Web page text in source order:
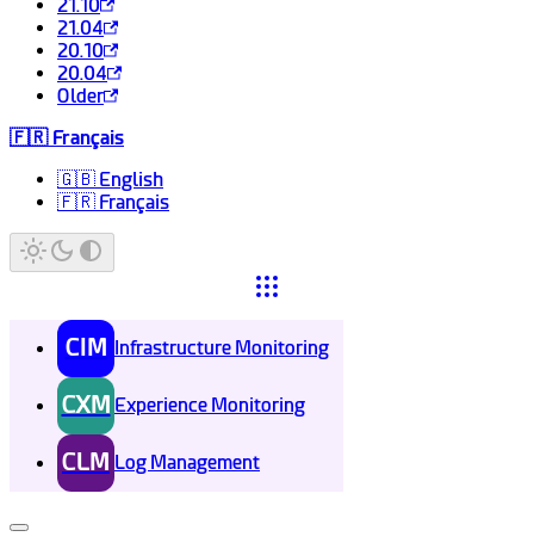
21.10
21.04
20.10
20.04
Older
🇫🇷 Français
🇬🇧 English
🇫🇷 Français
CIM Infrastructure Monitoring
CXM Experience Monitoring
CLM Log Management